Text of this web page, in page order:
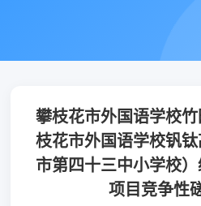
攀枝花市外国语学校
枝花市外国语学校钒
市第四十三中小学校
项目竞争性